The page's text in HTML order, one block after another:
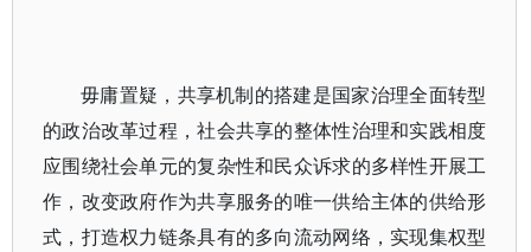
毋庸置疑，共享机制的搭建是国家治理全面转型
的政治改革过程，社会共享的整体性治理和实践相度
应围绕社会单元的复杂性和民众诉求的多样性开展工
作，改变政府作为共享服务的唯一供给主体的供给形
式，打造权力链条具有的多向流动网络，实现集权型